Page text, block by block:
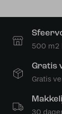
500 m2
Gratis
Gratis
30